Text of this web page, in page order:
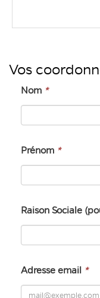
Vos
Nom *
Prénom *
Raison Sociale
Adresse email *